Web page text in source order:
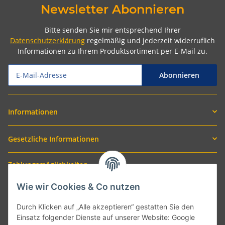
Newsletter Abonnieren
Bitte senden Sie mir entsprechend Ihrer
Datenschutzerklärung regelmäßig und jederzeit widerruflich
Informationen zu Ihrem Produktsortiment per E-Mail zu.
Abonnieren
Informationen
Gesetzliche Informationen
Zahlungsmöglichkeiten
Wie wir Cookies & Co nutzen
Durch Klicken auf „Alle akzeptieren“ gestatten Sie den
Einsatz folgender Dienste auf unserer Website: Google